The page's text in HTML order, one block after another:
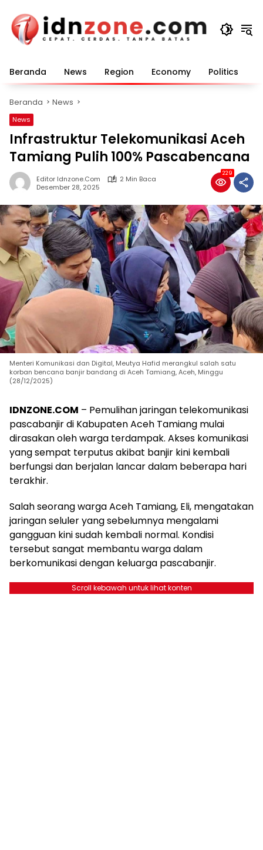
konten
Beranda News Region Economy Politics
Beranda News
News
Infrastruktur Telekomunikasi Aceh
Tamiang Pulih 100% Pascabencana
Editor Idnzone.com
2 Min Baca
Desember 28, 2025
229
Menteri Komunikasi dan Digital, Meutya Hafid merangkul salah satu
korban bencana banjir bandang di Aceh Tamiang, Aceh, Minggu
(28/12/2025)
IDNZONE.COM – Pemulihan jaringan telekomunikasi
pascabanjir di Kabupaten Aceh Tamiang mulai
dirasakan oleh warga terdampak. Akses komunikasi
yang sempat terputus akibat banjir kini kembali
berfungsi dan berjalan lancar dalam beberapa hari
terakhir.
Salah seorang warga Aceh Tamiang, Eli, mengatakan
jaringan seluler yang sebelumnya mengalami
gangguan kini sudah kembali normal. Kondisi
tersebut sangat membantu warga dalam
berkomunikasi dengan keluarga pascabanjir.
Scroll kebawah untuk lihat konten